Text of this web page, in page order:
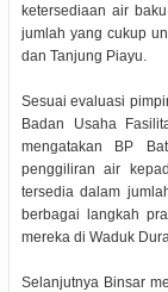
ketersediaan air
jumlah yang cukup
dan Tanjung Piayu.
Sesuai evaluasi
Badan Usaha
mengatakan BP
penggiliran air
tersedia dalam
berbagai langkah
mereka di Waduk
Selanjutnya Binsar